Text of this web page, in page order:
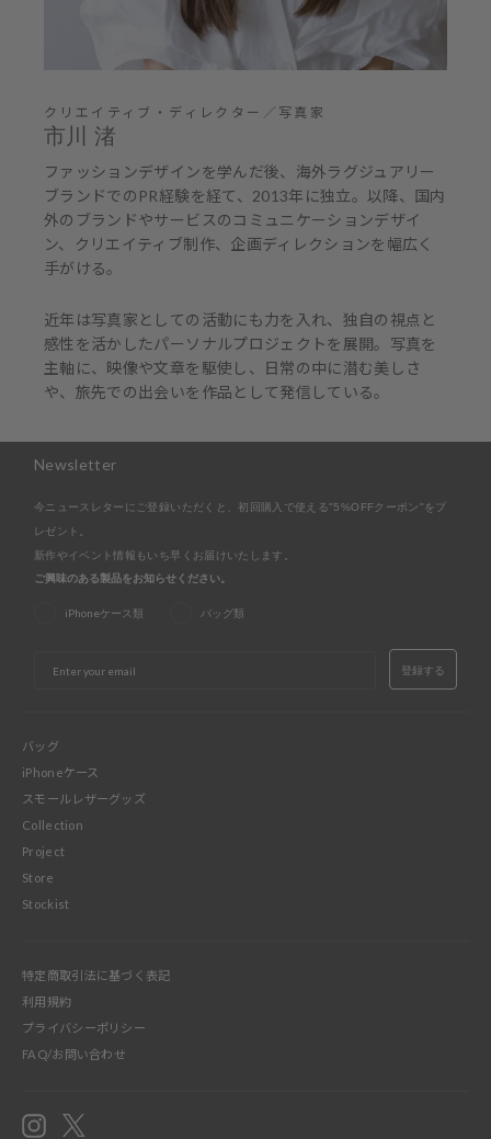
クリエイティブ・ディレクター／写真家
市川 渚
ファッションデザインを学んだ後、海外ラグジュアリー
ブランドでのPR経験を経て、2013年に独立。以降、国内
外のブランドやサービスのコミュニケーションデザイ
ン、クリエイティブ制作、企画ディレクションを幅広く
手がける。
近年は写真家としての活動にも力を入れ、独自の視点と
感性を活かしたパーソナルプロジェクトを展開。写真を
主軸に、映像や文章を駆使し、日常の中に潜む美しさ
や、旅先での出会いを作品として発信している。
Newsletter
今ニュースレターにご登録いただくと、初回購入で使える"5%OFFクーポン"をプ
レゼント。
新作やイベント情報もいち早くお届けいたします。
ご興味のある製品をお知らせください。
iPhoneケース類 バッグ類
登録する
バッグ
iPhoneケース
スモールレザーグッズ
Collection
Project
Store
Stockist
特定商取引法に基づく表記
利用規約
プライバシーポリシー
FAQ/お問い合わせ
Instagram